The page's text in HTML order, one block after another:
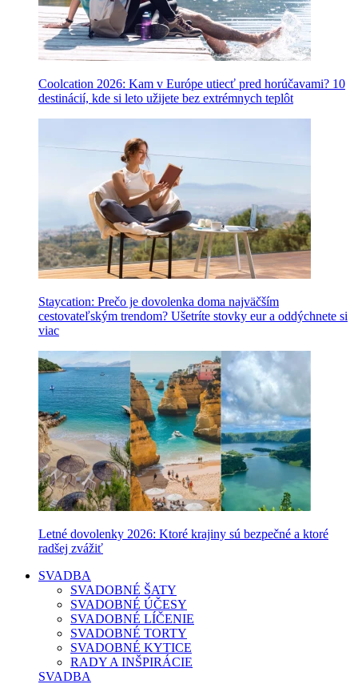
Coolcation 2026: Kam v Európe utiecť pred horúčavami? 10
destinácií, kde si leto užijete bez extrémnych teplôt
Staycation: Prečo je dovolenka doma najväčším
cestovateľským trendom? Ušetríte stovky eur a oddýchnete si
viac
Letné dovolenky 2026: Ktoré krajiny sú bezpečné a ktoré
radšej zvážiť
SVADBA
SVADOBNÉ ŠATY
SVADOBNÉ ÚČESY
SVADOBNÉ LÍČENIE
SVADOBNÉ TORTY
SVADOBNÉ KYTICE
RADY A INŠPIRÁCIE
SVADBA